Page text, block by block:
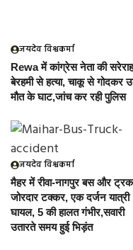
जयदेव विश्वकर्मा
Rewa में कांग्रेस नेता की सरेराह
बेरहमी से हत्या, चाकू से गोदकर
मौत के घाट,जांच कर रही पुलिस
जयदेव विश्वकर्मा
मैहर में रीवा-नागपुर बस और
जोरदार टक्कर, एक दर्जन यात्री
घायल, 5 की हालत गंभीर,सवारी
उतारते समय हुई भिड़ंत